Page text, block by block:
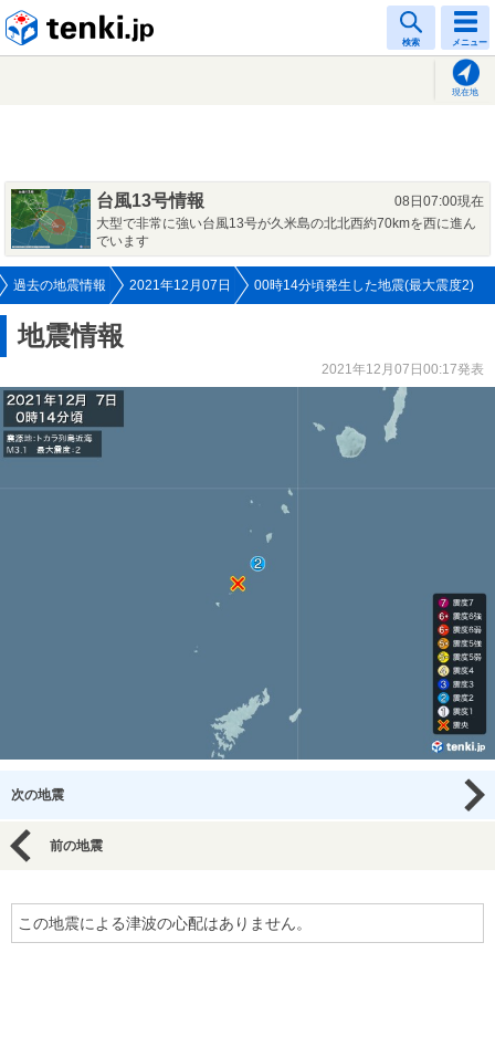
検索 メニュー
現在地
台風13号情報
08日07:00現在
大型で非常に強い台風13号が久米島の北北西約70kmを西に進ん
でいます
過去の地震情報 2021年12月07日 00時14分頃発生した地震(最大震度2)
地震情報
2021年12月07日00:17発表
次の地震
前の地震
この地震による津波の心配はありません。